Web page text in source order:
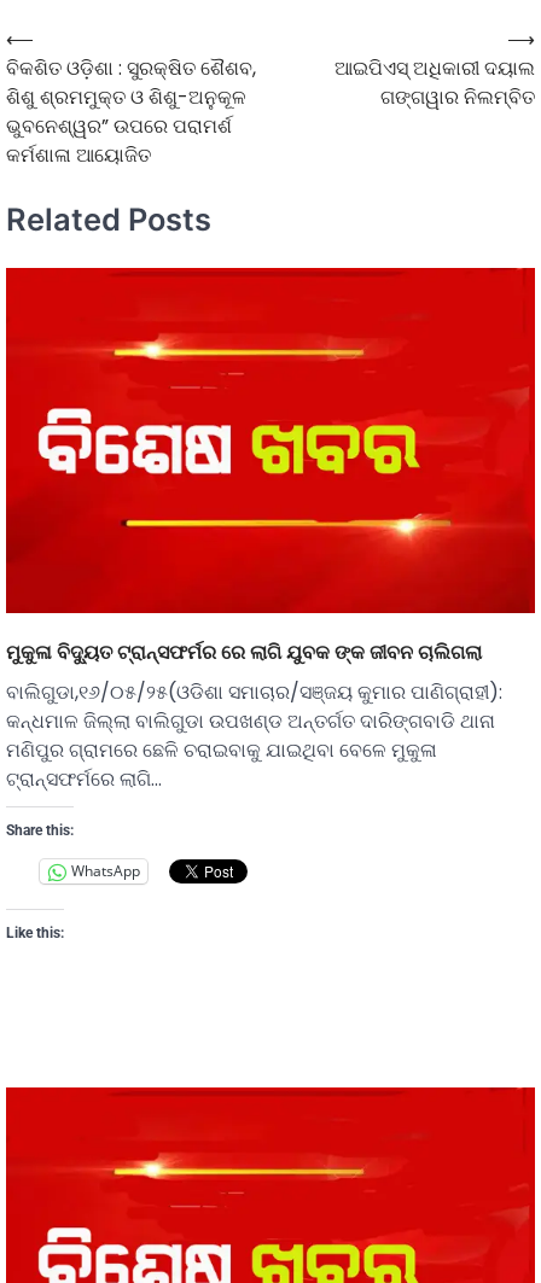
⟵
ବିକଶିତ ଓଡ଼ିଶା : ସୁରକ୍ଷିତ ଶୈଶବ,
ଶିଶୁ ଶ୍ରମମୁକ୍ତ ଓ ଶିଶୁ-ଅନୁକୂଳ
ଭୁବନେଶ୍ୱର” ଉପରେ ପରାମର୍ଶ
କର୍ମଶାଳା ଆୟୋଜିତ
ଆଇପିଏସ୍ ଅଧିକାରୀ ଦୟାଲ
ଗଙ୍ଗୱାର ନିଲମ୍ବିତ
⟶
Related Posts
ମୁକୁଳା ବିଦ୍ୟୁତ ଟ୍ରାନ୍ସଫର୍ମର ରେ ଲାଗି ଯୁବକ ଙ୍କ ଜୀବନ ଚାଲିଗଲା
ବାଲିଗୁଡା,୧୬/୦୫/୨୫(ଓଡିଶା ସମାଚାର/ସଞ୍ଜୟ କୁମାର ପାଣିଗ୍ରାହୀ):
କନ୍ଧମାଳ ଜିଲ୍ଲା ବାଲିଗୁଡା ଉପଖଣ୍ଡ ଅନ୍ତର୍ଗତ ଦାରିଙ୍ଗବାଡି ଥାନା
ମଣିପୁର ଗ୍ରାମରେ ଛେଳି ଚରାଇବାକୁ ଯାଇଥିବା ବେଳେ ମୁକୁଳା
ଟ୍ରାନ୍ସଫର୍ମରେ ଲାଗି…
Share this:
WhatsApp
Like this: